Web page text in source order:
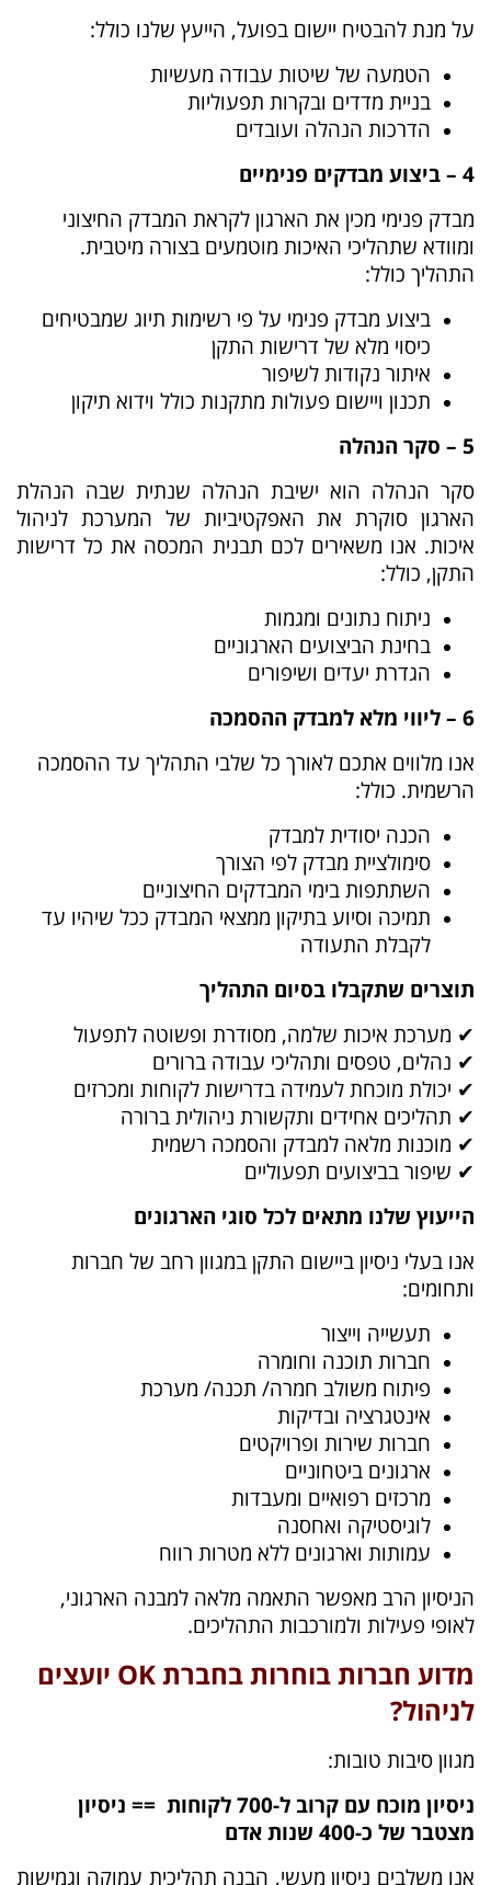
על מנת להבטיח יישום בפועל, הייעץ שלנו כולל:
הטמעה של שיטות עבודה מעשיות
בניית מדדים ובקרות תפעוליות
הדרכות הנהלה ועובדים
4 – ביצוע מבדקים פנימיים
מבדק פנימי מכין את הארגון לקראת המבדק החיצוני
ומוודא שתהליכי האיכות מוטמעים בצורה מיטבית.
התהליך כולל:
ביצוע מבדק פנימי על פי רשימות תיוג שמבטיחים
כיסוי מלא של דרישות התקן
איתור נקודות לשיפור
תכנון ויישום פעולות מתקנות כולל וידוא תיקון
5 – סקר הנהלה
סקר הנהלה הוא ישיבת הנהלה שנתית שבה הנהלת
הארגון סוקרת את האפקטיביות של המערכת לניהול
איכות. אנו משאירים לכם תבנית המכסה את כל דרישות
התקן, כולל:
ניתוח נתונים ומגמות
בחינת הביצועים הארגוניים
הגדרת יעדים ושיפורים
6 – ליווי מלא למבדק ההסמכה
אנו מלווים אתכם לאורך כל שלבי התהליך עד ההסמכה
הרשמית. כולל:
הכנה יסודית למבדק
סימולציית מבדק לפי הצורך
השתתפות בימי המבדקים החיצוניים
תמיכה וסיוע בתיקון ממצאי המבדק ככל שיהיו עד
לקבלת התעודה
תוצרים שתקבלו בסיום התהליך
✔ מערכת איכות שלמה, מסודרת ופשוטה לתפעול
✔ נהלים, טפסים ותהליכי עבודה ברורים
✔ יכולת מוכחת לעמידה בדרישות לקוחות ומכרזים
✔ תהליכים אחידים ותקשורת ניהולית ברורה
✔ מוכנות מלאה למבדק והסמכה רשמית
✔ שיפור בביצועים תפעוליים
הייעוץ שלנו מתאים לכל סוגי הארגונים
אנו בעלי ניסיון ביישום התקן במגוון רחב של חברות
ותחומים:
תעשייה וייצור
חברות תוכנה וחומרה
פיתוח משולב חמרה/ תכנה/ מערכת
אינטגרציה ובדיקות
חברות שירות ופרויקטים
ארגונים ביטחוניים
מרכזים רפואיים ומעבדות
לוגיסטיקה ואחסנה
עמותות וארגונים ללא מטרות רווח
הניסיון הרב מאפשר התאמה מלאה למבנה הארגוני,
לאופי פעילות ולמורכבות התהליכים.
מדוע חברות בוחרות בחברת OK יועצים
לניהול?
מגוון סיבות טובות:
ניסיון מוכח עם קרוב ל-700 לקוחות == ניסיון
מצטבר של כ-400 שנות אדם
אנו משלבים ניסיון מעשי, הבנה תהליכית עמוקה וגמישות